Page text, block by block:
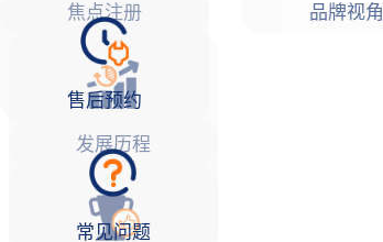
售后预约
常见问题
焦点注册
发展历程
品牌视角